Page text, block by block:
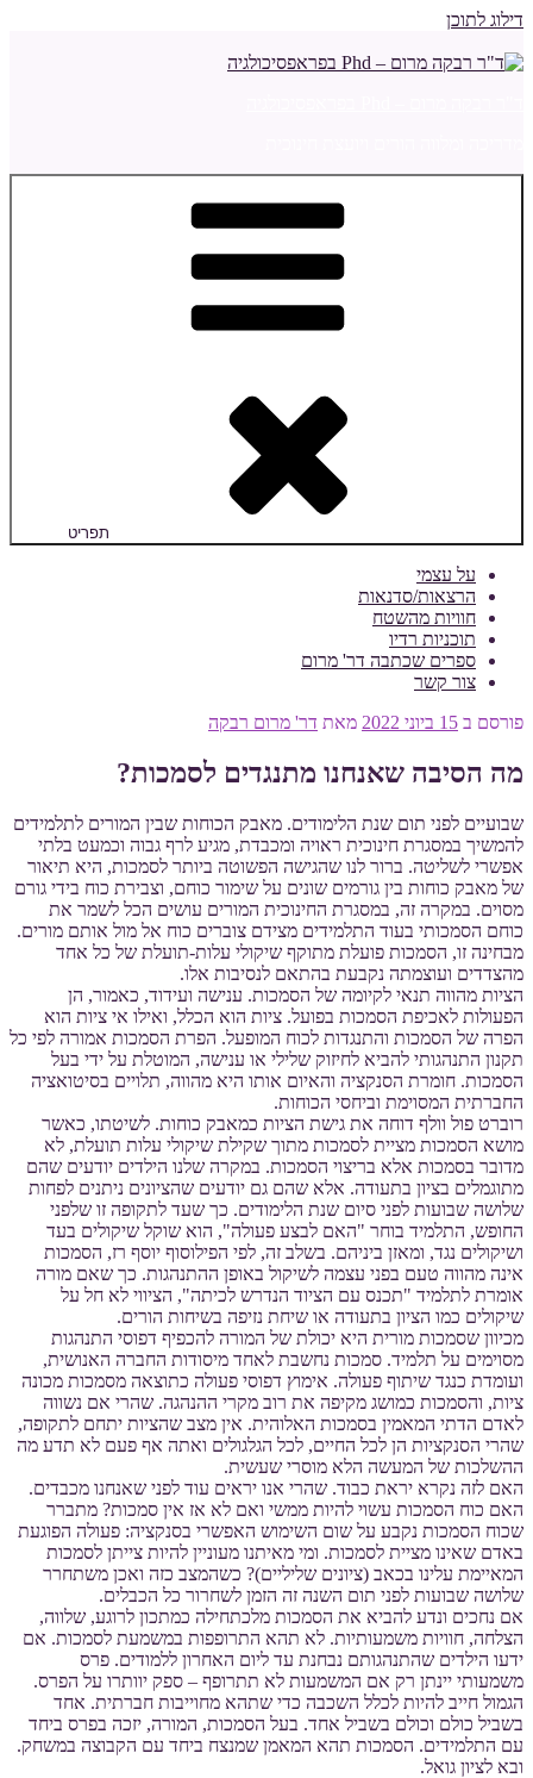
דילוג לתוכן
תפריט
על עצמי
הרצאות/סדנאות
חוויות מהשטח
תוכניות רדיו
ספרים שכתבה דר' מרום
צור קשר
פורסם ב 15 ביוני 2022 מאת דר' מרום רבקה
מה הסיבה שאנחנו מתנגדים לסמכות?
שבועיים לפני תום שנת הלימודים. מאבק הכוחות שבין המורים לתלמידים
להמשיך במסגרת חינוכית ראויה ומכבדת, מגיע לרף גבוה וכמעט בלתי
אפשרי לשליטה. ברור לנו שהגישה הפשוטה ביותר לסמכות, היא תיאור
של מאבק כוחות בין גורמים שונים על שימור כוחם, וצבירת כוח בידי גורם
מסוים. במקרה זה, במסגרת החינוכית המורים עושים הכל לשמר את
כוחם הסמכותי בעוד התלמידים מצידם צוברים כוח אל מול אותם מורים.
מבחינה זו, הסמכות פועלת מתוקף שיקולי עלות-תועלת של כל אחד
מהצדדים ועוצמתה נקבעת בהתאם לנסיבות אלו.
הציות מהווה תנאי לקיומה של הסמכות. ענישה ועידוד, כאמור, הן
הפעולות לאכיפת הסמכות בפועל. ציות הוא הכלל, ואילו אי ציות הוא
הפרה של הסמכות והתנגדות לכוח המופעל. הפרת הסמכות אמורה לפי כל
תקנון התנהגותי להביא לחיזוק שלילי או ענישה, המוטלת על ידי בעל
הסמכות. חומרת הסנקציה והאיום אותו היא מהווה, תלויים בסיטואציה
החברתית המסוימת וביחסי הכוחות.
רוברט פול וולף דוחה את גישת הציות כמאבק כוחות. לשיטתו, כאשר
מושא הסמכות מציית לסמכות מתוך שקילת שיקולי עלות תועלת, לא
מדובר בסמכות אלא בריצוי הסמכות. במקרה שלנו הילדים יודעים שהם
מתוגמלים בציון בתעודה. אלא שהם גם יודעים שהציונים ניתנים לפחות
שלושה שבועות לפני סיום שנת הלימודים. כך שעד לתקופה זו שלפני
החופש, התלמיד בוחר "האם לבצע פעולה", הוא שוקל שיקולים בעד
ושיקולים נגד, ומאזן ביניהם. בשלב זה, לפי הפילוסוף יוסף רז, הסמכות
אינה מהווה טעם בפני עצמה לשיקול באופן ההתנהגות. כך שאם מורה
אומרת לתלמיד "תכנס עם הציוד הנדרש לכיתה", הציווי לא חל על
שיקולים כמו הציון בתעודה או שיחת נזיפה בשיחות הורים.
מכיוון שסמכות מורית היא יכולת של המורה להכפיף דפוסי התנהגות
מסוימים על תלמיד. סמכות נחשבת לאחד מיסודות החברה האנושית,
ועומדת כנגד שיתוף פעולה. אימוץ דפוסי פעולה כתוצאה מסמכות מכונה
ציות, והסמכות כמושג מקיפה את רוב מקרי ההנהגה. שהרי אם נשווה
לאדם הדתי המאמין בסמכות האלוהית. אין מצב שהציות יתחם לתקופה,
שהרי הסנקציות הן לכל החיים, לכל הגלגולים ואתה אף פעם לא תדע מה
ההשלכות של המעשה הלא מוסרי שעשית.
האם לזה נקרא יראת כבוד. שהרי אנו יראים עוד לפני שאנחנו מכבדים.
האם כוח הסמכות עשוי להיות ממשי ואם לא אז אין סמכות? מתברר
שכוח הסמכות נקבע על שום השימוש האפשרי בסנקציה: פעולה הפוגעת
באדם שאינו מציית לסמכות. ומי מאיתנו מעוניין להיות צייתן לסמכות
המאיימת עלינו בכאב (ציונים שליליים)? כשהמצב כזה ואכן משתחרר
שלושה שבועות לפני תום השנה זה הזמן לשחרור כל הכבלים.
אם נחכים ונדע להביא את הסמכות מלכתחילה כמתכון לרוגע, שלווה,
הצלחה, חוויות משמעותיות. לא תהא התרופפות במשמעת לסמכות. אם
ידעו הילדים שהתנהגותם נבחנת עד ליום האחרון ללמודים. פרס
משמעותי יינתן רק אם המשמעות לא תתרופף – ספק יוותרו על הפרס.
הגמול חייב להיות לכלל השכבה כדי שתהא מחוייבות חברתית. אחד
בשביל כולם וכולם בשביל אחד. בעל הסמכות, המורה, יזכה בפרס ביחד
עם התלמידים. הסמכות תהא המאמן שמנצח ביחד עם הקבוצה במשחק.
ובא לציון גואל.